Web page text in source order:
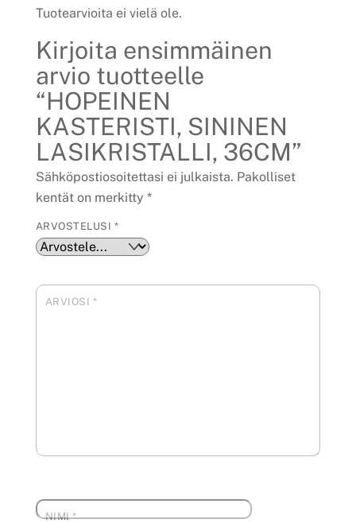
Tuotearvioita ei vielä ole.
Kirjoita ensimmäinen
arvio tuotteelle
“HOPEINEN
KASTERISTI, SININEN
LASIKRISTALLI, 36CM”
Sähköpostiosoitettasi ei julkaista. Pakolliset
kentät on merkitty *
ARVOSTELUSI *
ARVIOSI *
NIMI*